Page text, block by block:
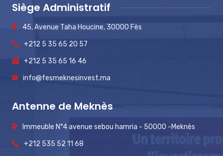
Siège Administratif
45, Avenue Taha Houcine, 30000 Fès
+212 5 35 65 20 57
+212 5 35 65 16 46
info@fesmeknesinvest.ma
Antenne de Meknès
Immeuble N°4 avenue sebou hamria - 50000 -Meknès
+212 535 52 11 68